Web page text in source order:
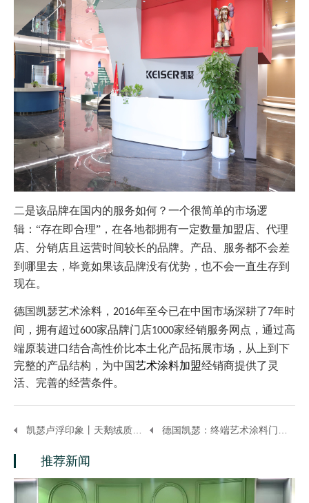
二是该品牌在国内的服务如何 ？ 一个很简单的市场逻
辑： “存在即合理”， 在各地都拥有一定数量加盟店、代理
店、分销店 且运营时间较长的品牌。 产品、服务都不会差
到哪里去，毕竟如果该品牌没有优势，也不会一直生存到
现在。
德国凯瑟艺术涂料， 2016年至今已在中国市场深耕了7年时
间，拥有超过600家品牌门店1000家经销服务网点，通过高
端原装进口结合高性价比本土化产品拓展市场，从上到下
完整的产品结构，为中国艺术涂料加盟经销商提供了灵
活、完善的经营条件。
推荐新闻